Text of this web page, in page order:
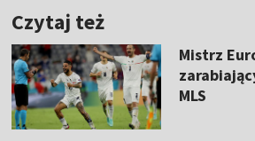
Czytaj też
Mistrz
MLS